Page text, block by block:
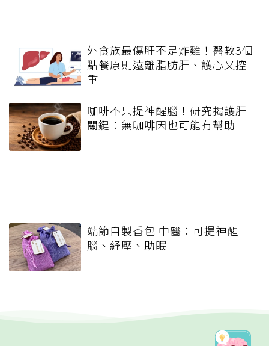
外食族最傷肝不是炸雞！醫教3個
點餐原則遠離脂肪肝、護心又控
重
咖啡不只提神醒腦！研究揭護肝
關鍵：無咖啡因也可能有幫助
端節自製香包 中醫：可提神醒
腦、紓壓、助眠